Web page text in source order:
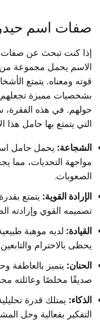
صفات اسم
إذا كنت تبحث عن صفات
الاسم يحمل مجموعة
قوته ومعناه. يتمتع
بشخصيات مميزة
حولهم. في هذه
التي يتمتع بها حامل هذا
الشجاعة: يحمل حامل
مواجهة التحديات، مما
الصعوبات.
الإرادة القوية: يتمتع
تصميمه القوي وإرادته
القيادة: لديه موهبة
يحظى بالاحترام
الحنان: يتميز بالعاطفة
صديقًا مخلصًا وعائلته
الذكاء: يمتلك قدرة
التفكير بفعالية وحل